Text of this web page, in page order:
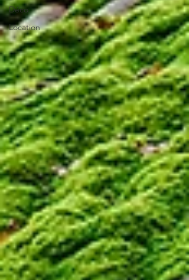
Déco
Location